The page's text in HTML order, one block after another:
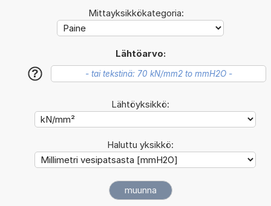
Mittayksikkökategoria:
Lähtöarvo:
?
Lähtöyksikkö:
Haluttu yksikkö: